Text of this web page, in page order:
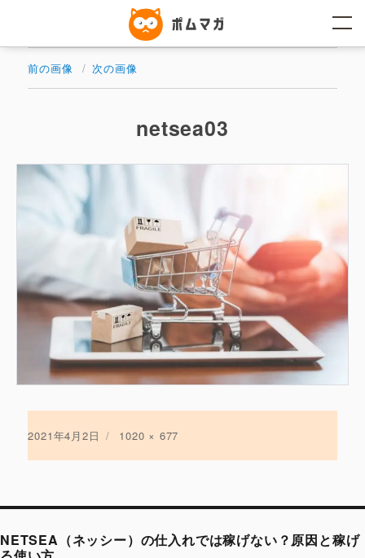
ン
前の画像 次の画像
netsea03
投
2021年4月2日
フ
ズ
1020 × 677
投
ナ
ビ
NETSEA（ネッシー）の仕入れでは稼げない？原因と稼げ